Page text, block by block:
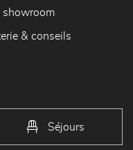
showroom
& conseils
Séjours